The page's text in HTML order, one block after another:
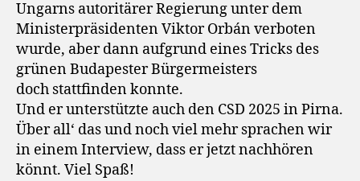
Ungarns autoritärer Regierung unter dem
Ministerpräsidenten Viktor Orbán verboten
wurde, aber dann aufgrund eines Tricks des
grünen Budapester Bürgermeisters
doch stattfinden konnte.
Und er unterstützte auch den CSD 2025 in Pirna.
Über all‘ das und noch viel mehr sprachen wir
in einem Interview, dass er jetzt nachhören
könnt. Viel Spaß!